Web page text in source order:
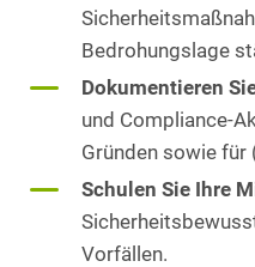
Bedrohungslage
Dokumentieren
und Compliance-
Gründen sowie
Schulen Sie Ihre
Vorfällen.